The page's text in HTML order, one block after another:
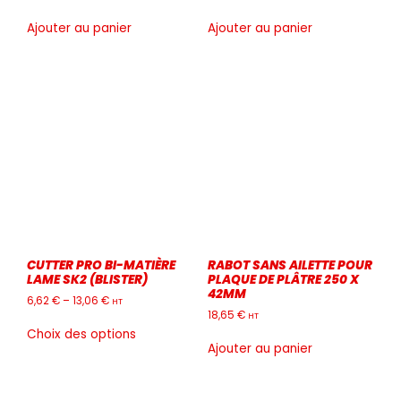
Ajouter au panier Ajouter au panier
CUTTER PRO BI-MATIÈRE
LAME SK2 (BLISTER)
6,62€– 13,06 € HT
Choix des options
RABOT SANS AILETTE POUR
PLAQUE DE PLÂTRE 250 X
42MM
18,65 € HT
Ajouter au panier